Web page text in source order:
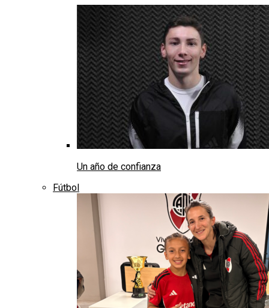
Un año de confianza
Fútbol